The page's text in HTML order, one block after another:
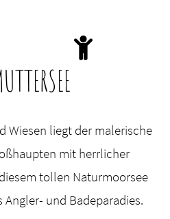
Wiesen liegt der malerische
mit herrlicher
tollen Naturmoorsee
und Badeparadies.